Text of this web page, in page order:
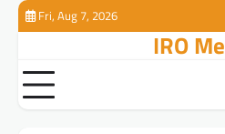
Skip
Fri, Aug 7, 2026
IRO